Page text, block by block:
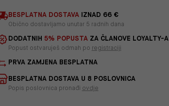
BESPLATNA DOSTAVAIZNAD 66 €
Obično dostavljamo unutar 5 radnih dana
DODATNIH 5% POPUSTAZA ČLANOVE LOYALTY-A
Popust ostvaruješ odmah po registraciji
PRVA ZAMJENA BESPLATNA
BESPLATNA DOSTAVA U 8 POSLOVNICA
Popis poslovnica pronađi ovdje